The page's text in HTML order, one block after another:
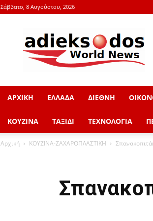
Σάββατο, 8 Αυγούστου, 2026
adieksodos.gr
ΑΡΧΙΚΗ ΕΛΛΑΔΑ ΔΙΕΘΝΗ
ΚΟΥΖΙΝΑ ΤΑΞΙΔΙ ΤΕΧΝΟΛΟΓΙΑ
Αρχική ΚΟΥΖΙΝΑ-ΖΑΧΑΡΟΠΛΑΣΤΙΚΗ